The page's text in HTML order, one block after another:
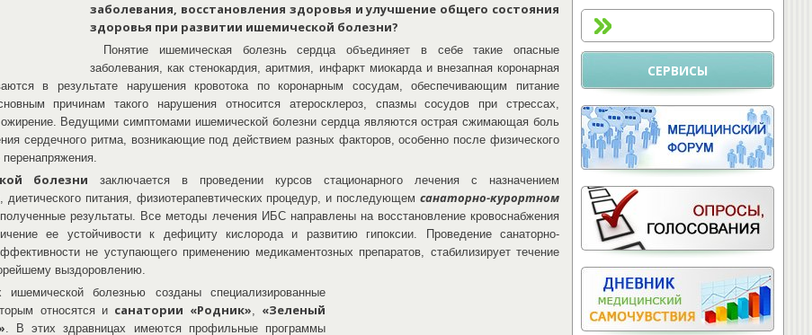
СЕРВИСЫ
заболевания, восстановления здоровья и улучшение общего состояния
здоровья при развитии ишемической болезни?
Понятие ишемическая болезнь сердца объединяет в себе такие опасные
заболевания, как стенокардия, аритмия, инфаркт миокарда и внезапная коронарная
в результате нарушения кровотока по коронарным сосудам, обеспечивающим питание
причинам такого нарушения относится атеросклероз, спазмы сосудов при стрессах,
ожирение. Ведущими симптомами ишемической болезни сердца являются острая сжимающая боль
сердечного ритма, возникающие под действием разных факторов, особенно после физического
болезни заключается в проведении курсов стационарного лечения с назначением
диетического питания, физиотерапевтических процедур, и последующем санаторно-курортном
результаты. Все методы лечения ИБС направлены на восстановление кровоснабжения
ее устойчивости к дефициту кислорода и развитию гипоксии. Проведение санаторно-
не уступающего применению медикаментозных препаратов, стабилизирует течение
выздоровлению.
болезнью созданы специализированные
относятся и санатории «Родник», «Зеленый
. В этих здравницах имеются профильные программы